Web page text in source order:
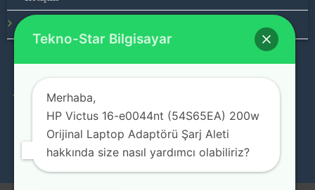
© 2026 Teknolojinin Starı
Tekno-Star Bilgisayar
Merhaba,
HP Victus 16-e0044nt (54S65EA) 200w
Orijinal Laptop Adaptörü Şarj Aleti
hakkında size nasıl yardımcı olabiliriz?